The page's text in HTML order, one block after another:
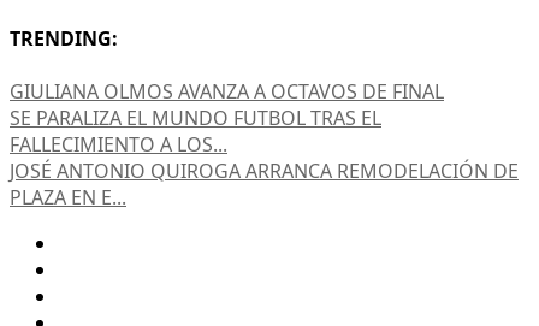
TRENDING:
GIULIANA OLMOS AVANZA A OCTAVOS DE FINAL
SE PARALIZA EL MUNDO FUTBOL TRAS EL
FALLECIMIENTO A LOS...
JOSÉ ANTONIO QUIROGA ARRANCA REMODELACIÓN DE
PLAZA EN E...